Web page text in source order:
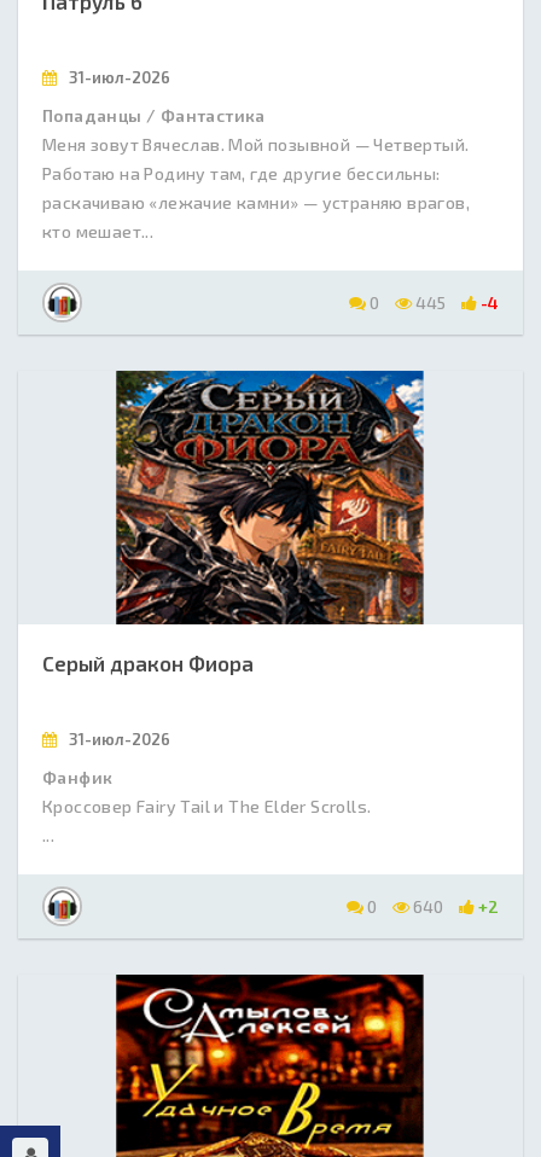
31-июл-2026
Попаданцы / Фантастика
Меня зовут Вячеслав. Мой позывной — Четвертый.
Работаю на Родину там, где другие бессильны:
раскачиваю «лежачие камни» — устраняю врагов,
кто мешает...
0 445 -4
Серый дракон Фиора
31-июл-2026
Фанфик
Кроссовер Fairy Tail и The Elder Scrolls.
...
0 640 +2